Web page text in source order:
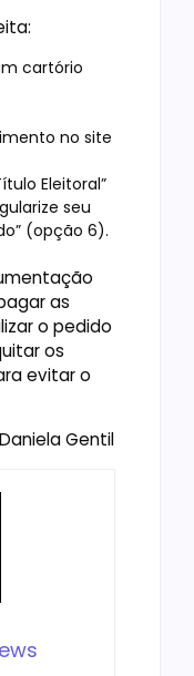
cartório
no site
Eleitoral”
seu
(opção 6).
as
o pedido
os
evitar o
Gentil